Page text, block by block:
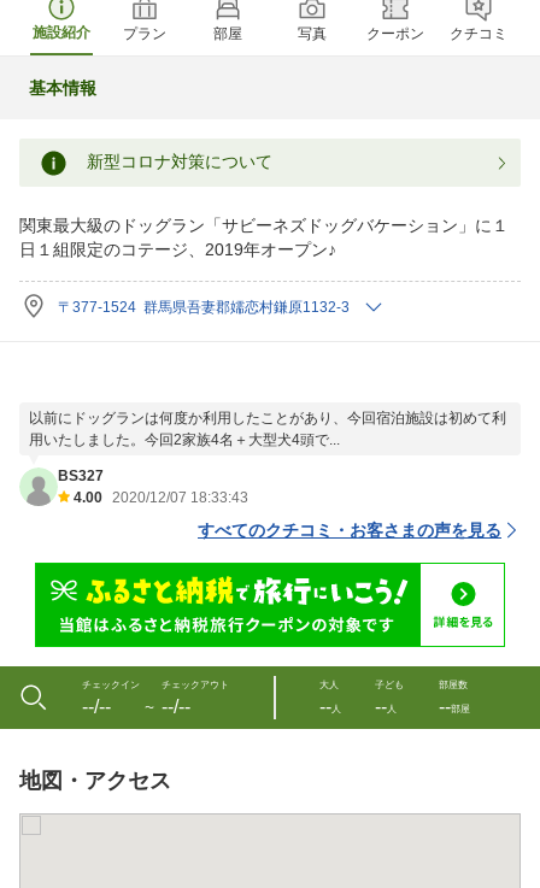
施設紹介 プラン 部屋 写真 クーポン クチコミ
基本情報
新型コロナ対策について
関東最大級のドッグラン「サビーネズドッグバケーション」に１
日１組限定のコテージ、2019年オープン♪
〒377-1524 群馬県吾妻郡嬬恋村鎌原1132-3
以前にドッグランは何度か利用したことがあり、今回宿泊施設は初めて利
用いたしました。今回2家族4名＋大型犬4頭で...
BS327
4.00 2020/12/07 18:33:43
すべてのクチコミ・お客さまの声を見る
チェックイン
--/-- 〜
チェックアウト
--/--
大人
--人
子ども
--人
部屋数
--部屋
地図・アクセス